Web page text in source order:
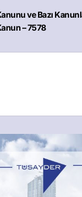
ve Bazı
– 7578